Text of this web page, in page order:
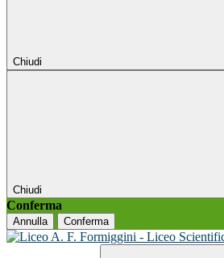
Chiudi
Chiudi
Conferma
Annulla Conferma